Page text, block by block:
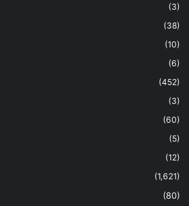
(3)
(38)
(10)
(6)
(452)
(3)
(60)
(5)
(12)
(1,621)
(80)